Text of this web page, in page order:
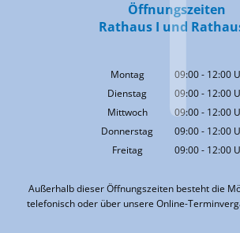
Öffnungszeiten
Rathaus I und
Montag 09:00- 12:00
Von
Dienstag 09:00- 12:00
Von
Mittwoch 09:00- 12:00
Von
Donnerstag 09:00- 12:00
Von
Freitag 09:00- 12:00
Außerhalb dieser Öffnungszeiten besteht die
telefonisch oder über unsere Online-